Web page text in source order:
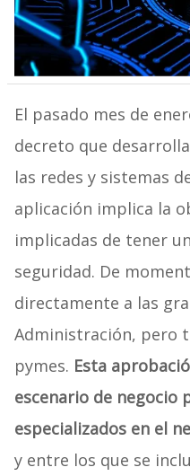
El pasado mes de
decreto que
las redes y sistemas
aplicación implica la
implicadas de tener
seguridad. De
directamente a las
Administración, pero
pymes. Esta
escenario de negocio
especializados en el
y entre los que se